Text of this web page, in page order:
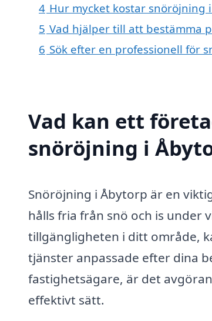
4 Hur mycket kostar snöröjning
5 Vad hjälper till att bestämma
6 Sök efter en professionell för
Vad kan ett
snöröjning i
Snöröjning i Åbytorp är en
hålls fria från snö och is under
tillgängligheten i ditt område,
tjänster anpassade efter dina
fastighetsägare, är det
effektivt sätt.